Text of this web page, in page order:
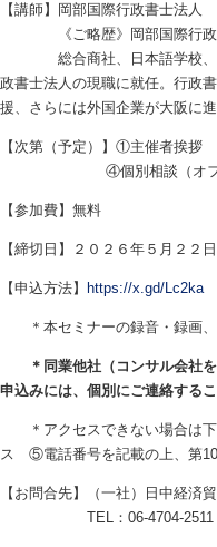
【講師】岡部国際行政書士法
《ご略歴》岡部国際行政
総合商社、日本語学校、翻訳
政書士法人の現職に就任。行政
援、さらには外国企業が大阪に
【次第（予定）】①主催者挨
④個別相談（オフライ
【参加費】無料
【締切日】２０２６年５月２２日
【申込方法】 https://x.gd/Lc2ka
＊本セミナーの録音・録画、
＊同業他社（コンサル会社
申込みには、個別にご連絡する
＊アクセスできない場合は
ス ⑤電話番号を記載の上、第
【お問合先】（一社）日中経
TEL：06-4704-2511 E-